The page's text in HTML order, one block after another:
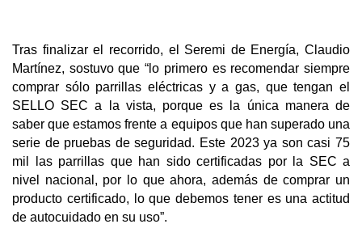
Tras finalizar el recorrido, el Seremi de Energía, Claudio
Martínez, sostuvo que “lo primero es recomendar siempre
comprar sólo parrillas eléctricas y a gas, que tengan el
SELLO SEC a la vista, porque es la única manera de
saber que estamos frente a equipos que han superado una
serie de pruebas de seguridad. Este 2023 ya son casi 75
mil las parrillas que han sido certificadas por la SEC a
nivel nacional, por lo que ahora, además de comprar un
producto certificado, lo que debemos tener es una actitud
de autocuidado en su uso”.